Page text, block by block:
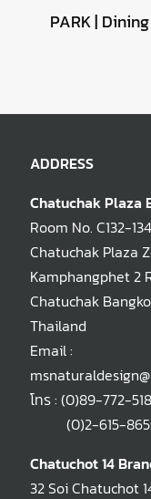
ADDRESS
Chatuchak Plaza
Room No. C132-
Chatuchak Plaza
Kamphangphet 2
Chatuchak
Thailand
Email :
โทร : (0)89-772-
(0)2-615-
Chatuchot 14
32 Soi Chatuchot